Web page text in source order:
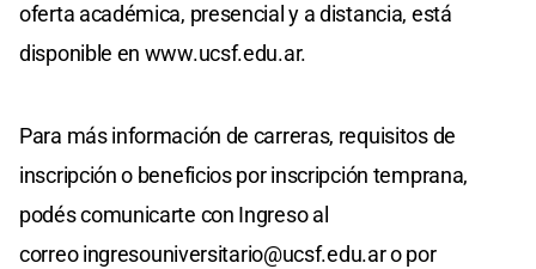
oferta académica, presencial y a distancia, está
disponible en www.ucsf.edu.ar.
Para más información de carreras, requisitos de
inscripción o beneficios por inscripción temprana,
podés comunicarte con Ingreso al
correoingresouniversitario@ucsf.edu.aro por